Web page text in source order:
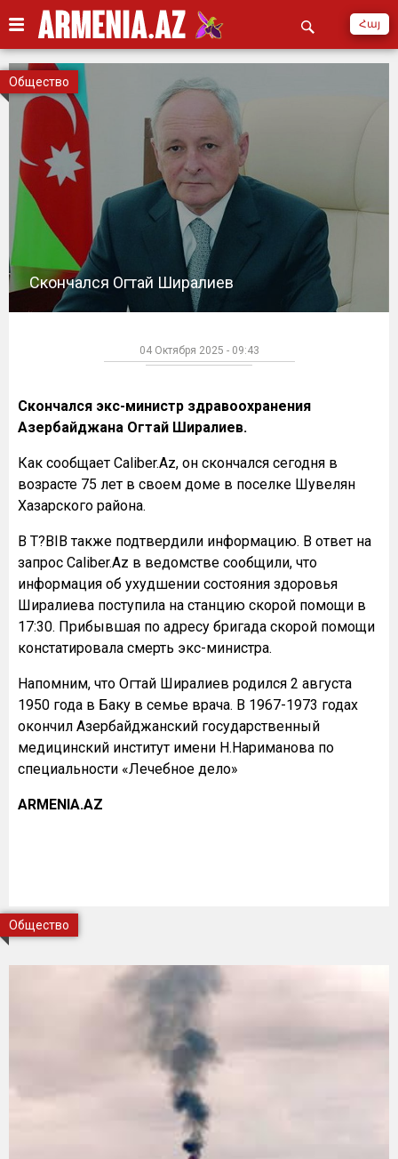
Հայ
Скончался Огтай Ширалиев
Общество
04 Октября 2025 - 09:43
Скончался экс-министр здравоохранения
Азербайджана Огтай Ширалиев.
Как сообщает Caliber.Az, он скончался сегодня в
возрасте 75 лет в своем доме в поселке Шувелян
Хазарского района.
В T?BIB также подтвердили информацию. В ответ на
запрос Caliber.Az в ведомстве сообщили, что
информация об ухудшении состояния здоровья
Ширалиева поступила на станцию скорой помощи в
17:30. Прибывшая по адресу бригада скорой помощи
констатировала смерть экс-министра.
Напомним, что Огтай Ширалиев родился 2 августа
1950 года в Баку в семье врача. В 1967-1973 годах
окончил Азербайджанский государственный
медицинский институт имени Н.Нариманова по
специальности «Лечебное дело»
ARMENIA.AZ
Общество